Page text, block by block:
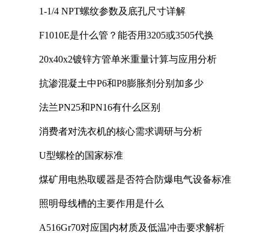
1-1/4 NPT螺纹参数及底孔尺寸详解
F1010E是什么管？能否用3205或3505代换
20x40x2镀锌方管单米重量计算与应用分析
抗渗混凝土中P6和P8膨胀剂分别加多少
法兰PN25和PN16有什么区别
消费者对洗衣机的核心需求调研与分析
U型螺栓的国家标准
煤矿用电热取暖器是否符合防爆电气设备标准
照明母线槽的主要作用是什么
A516Gr70对应国内材质及低温冲击要求解析